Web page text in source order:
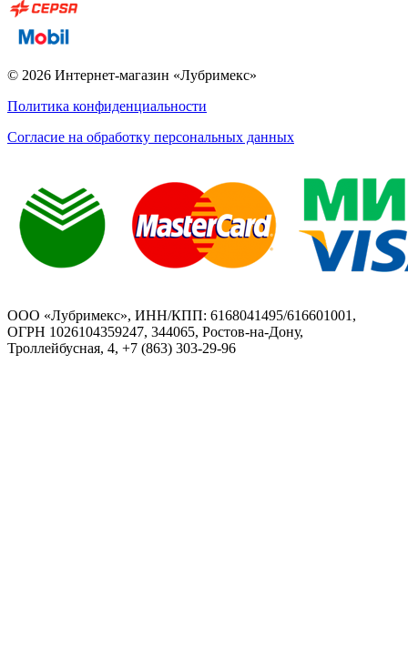
© 2026 Интернет-магазин «Лубримекс»
Политика конфиденциальности
Согласие на обработку персональных данных
ООО «Лубримекс», ИНН/КПП: 6168041495/616601001,
ОГРН 1026104359247, 344065, Ростов-на-Дону,
Троллейбусная, 4, +7 (863) 303-29-96